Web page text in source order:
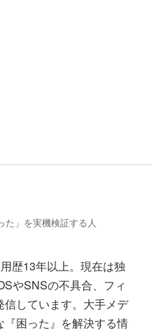
た」を実機検証する人
歴13年以上。現在は独
やSNSの不具合、フィ
しています。大手メデ
『困った』を解決する情